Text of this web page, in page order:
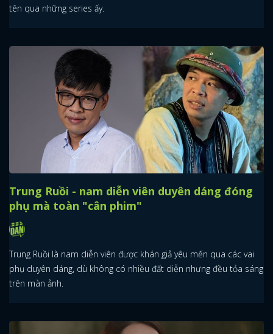
tên qua những series ấy.
Trung Ruồi - nam diễn viên duyên dáng đóng
phụ mà toàn "cân phim"
Trung Ruồi là nam diễn viên được khán giả yêu mến qua các vai
phụ duyên dáng, dù không có nhiều đất diễn nhưng đều tỏa sáng
trên màn ảnh.